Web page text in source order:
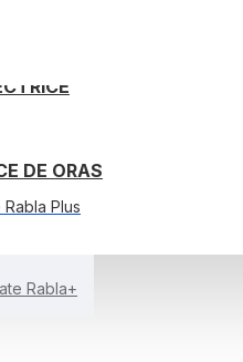
DE ORAS
Plus
Rabla+